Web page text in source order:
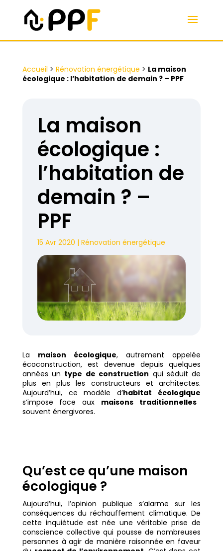
Accueil > Rénovation énergétique > La maison
écologique : l’habitation de demain ? – PPF
La maison
écologique :
l’habitation de
demain ? –
PPF
15 Avr 2020 | Rénovation énergétique
La maison écologique, autrement appelée
écoconstruction, est devenue depuis quelques
années un type de construction qui séduit de
plus en plus les constructeurs et architectes.
Aujourd’hui, ce modèle d’habitat écologique
s’impose face aux maisons traditionnelles
souvent énergivores.
Qu’est ce qu’une maison
écologique ?
Aujourd’hui, l’opinion publique s’alarme sur les
conséquences du réchauffement climatique. De
cette inquiétude est née une véritable prise de
conscience collective qui pousse de nombreuses
personnes à agir de manière raisonnée en faveur